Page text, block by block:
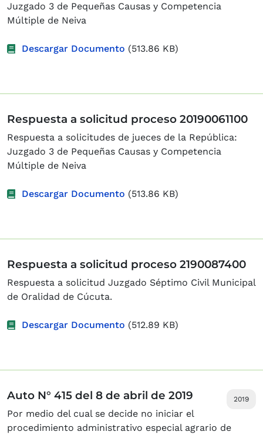
Juzgado 3 de Pequeñas Causas y Competencia
Múltiple de Neiva
Descargar Documento (513.86 KB)
Respuesta a solicitud proceso 20190061100
Respuesta a solicitudes de jueces de la República:
Juzgado 3 de Pequeñas Causas y Competencia
Múltiple de Neiva
Descargar Documento (513.86 KB)
Respuesta a solicitud proceso 2190087400
Respuesta a solicitud Juzgado Séptimo Civil Municipal
de Oralidad de Cúcuta.
Descargar Documento (512.89 KB)
2019
Auto N° 415 del 8 de abril de 2019
Por medio del cual se decide no iniciar el
procedimiento administrativo especial agrario de